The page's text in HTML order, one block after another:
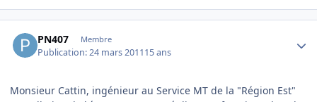
PN407 Membre
Publication:24 mars 201115 ans
Monsieur Cattin, ingénieur au Service MT de la "Région Est"